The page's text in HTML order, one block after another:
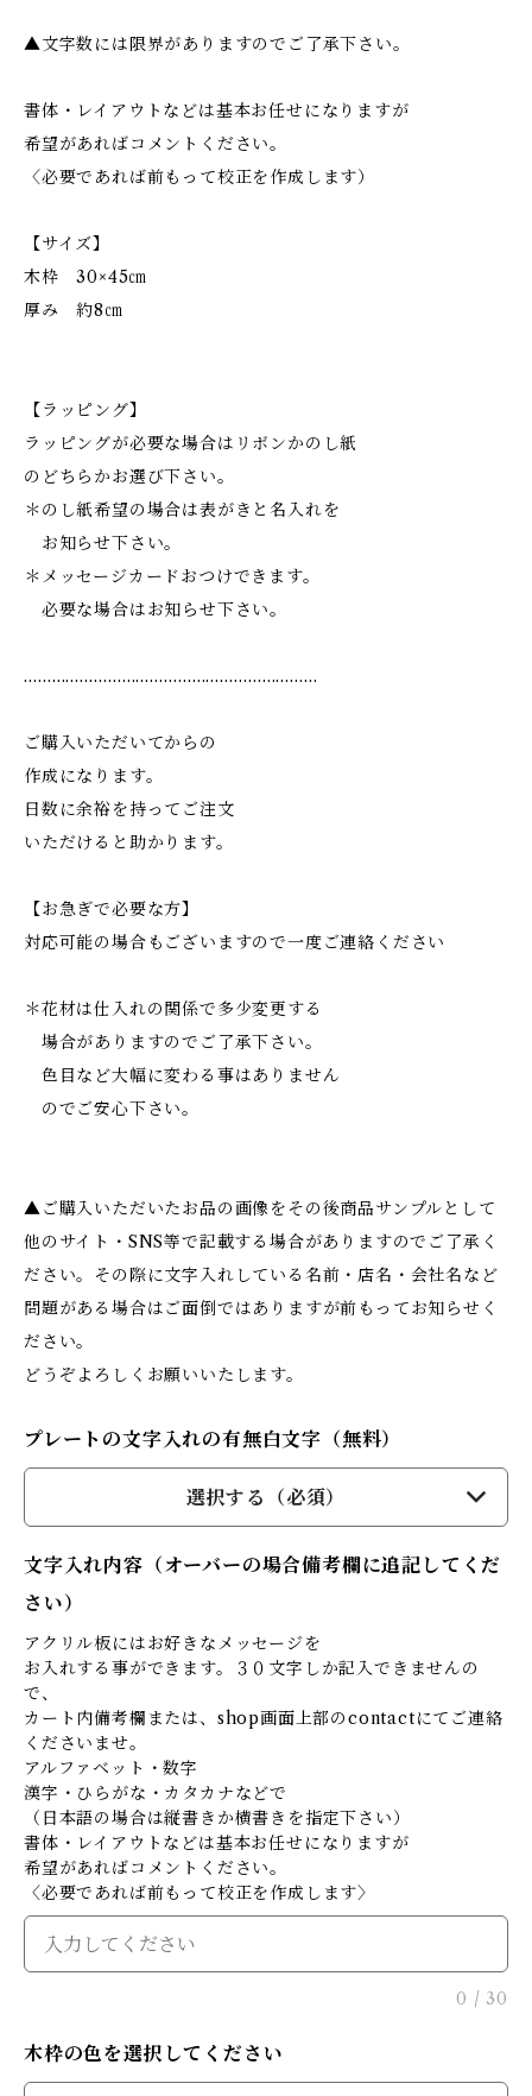
▲文字数には限界がありますのでご了承下さい。
書体・レイアウトなどは基本お任せになりますが
希望があればコメントください。
〈必要であれば前もって校正を作成します）
【サイズ】
木枠 30×45㎝
厚み 約8㎝
【ラッピング】
ラッピングが必要な場合はリボンかのし紙
のどちらかお選び下さい。
＊のし紙希望の場合は表がきと名入れを
お知らせ下さい。
＊メッセージカードおつけできます。
必要な場合はお知らせ下さい。
………………………………………………………
ご購入いただいてからの
作成になります。
日数に余裕を持ってご注文
いただけると助かります。
【お急ぎで必要な方】
対応可能の場合もございますので一度ご連絡ください
＊花材は仕入れの関係で多少変更する
場合がありますのでご了承下さい。
色目など大幅に変わる事はありません
のでご安心下さい。
▲ご購入いただいたお品の画像をその後商品サンプルとして
他のサイト・SNS等で記載する場合がありますのでご了承く
ださい。その際に文字入れしている名前・店名・会社名など
問題がある場合はご面倒ではありますが前もってお知らせく
ださい。
どうぞよろしくお願いいたします。
プレートの文字入れの有無白文字（無料）
選択する（必須）
文字入れ内容（オーバーの場合備考欄に追記してくだ
さい）
アクリル板にはお好きなメッセージを
お入れする事ができます。３０文字しか記入できませんの
で、
カート内備考欄または、shop画面上部のcontactにてご連絡
くださいませ。
アルファベット・数字
漢字・ひらがな・カタカナなどで
（日本語の場合は縦書きか横書きを指定下さい）
書体・レイアウトなどは基本お任せになりますが
希望があればコメントください。
〈必要であれば前もって校正を作成します〉
0 / 30
木枠の色を選択してください